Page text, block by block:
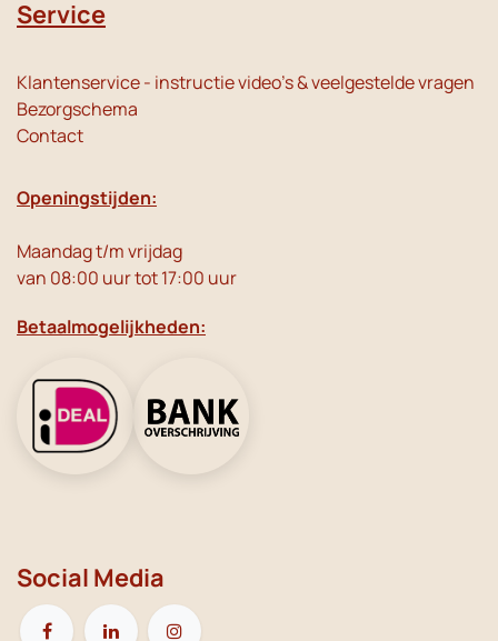
Service
Klantenservice - instructie video's & veelgestelde vragen
Bezorgschema
Contact
Openingstijden:
Maandag t/m vrijdag
van 08:00 uur tot 17:00 uur
Betaalmogelijkheden:
Social Media